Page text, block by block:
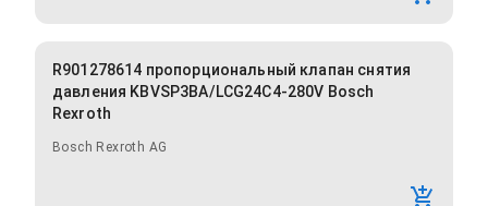
R901278614 пропорциональный клапан снятия
давления KBVSP3BA/LCG24C4-280V Bosch
Rexroth
Bosch Rexroth AG